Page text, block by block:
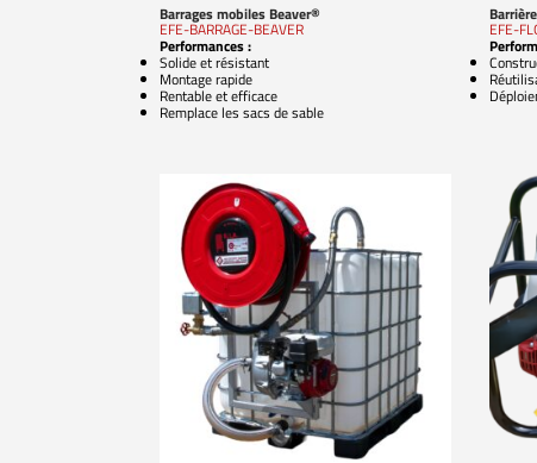
Barrages mobiles Beaver®
EFE-BARRAGE-BEAVER
Performances :
Solide et résistant
Montage rapide
Rentable et efficace
Remplace les sacs de sable
EFE-